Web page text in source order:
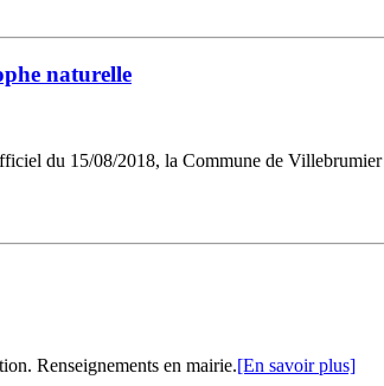
naturelle
du 15/08/2018, la Commune de Villebrumier
Renseignements en mairie.[En savoir plus]